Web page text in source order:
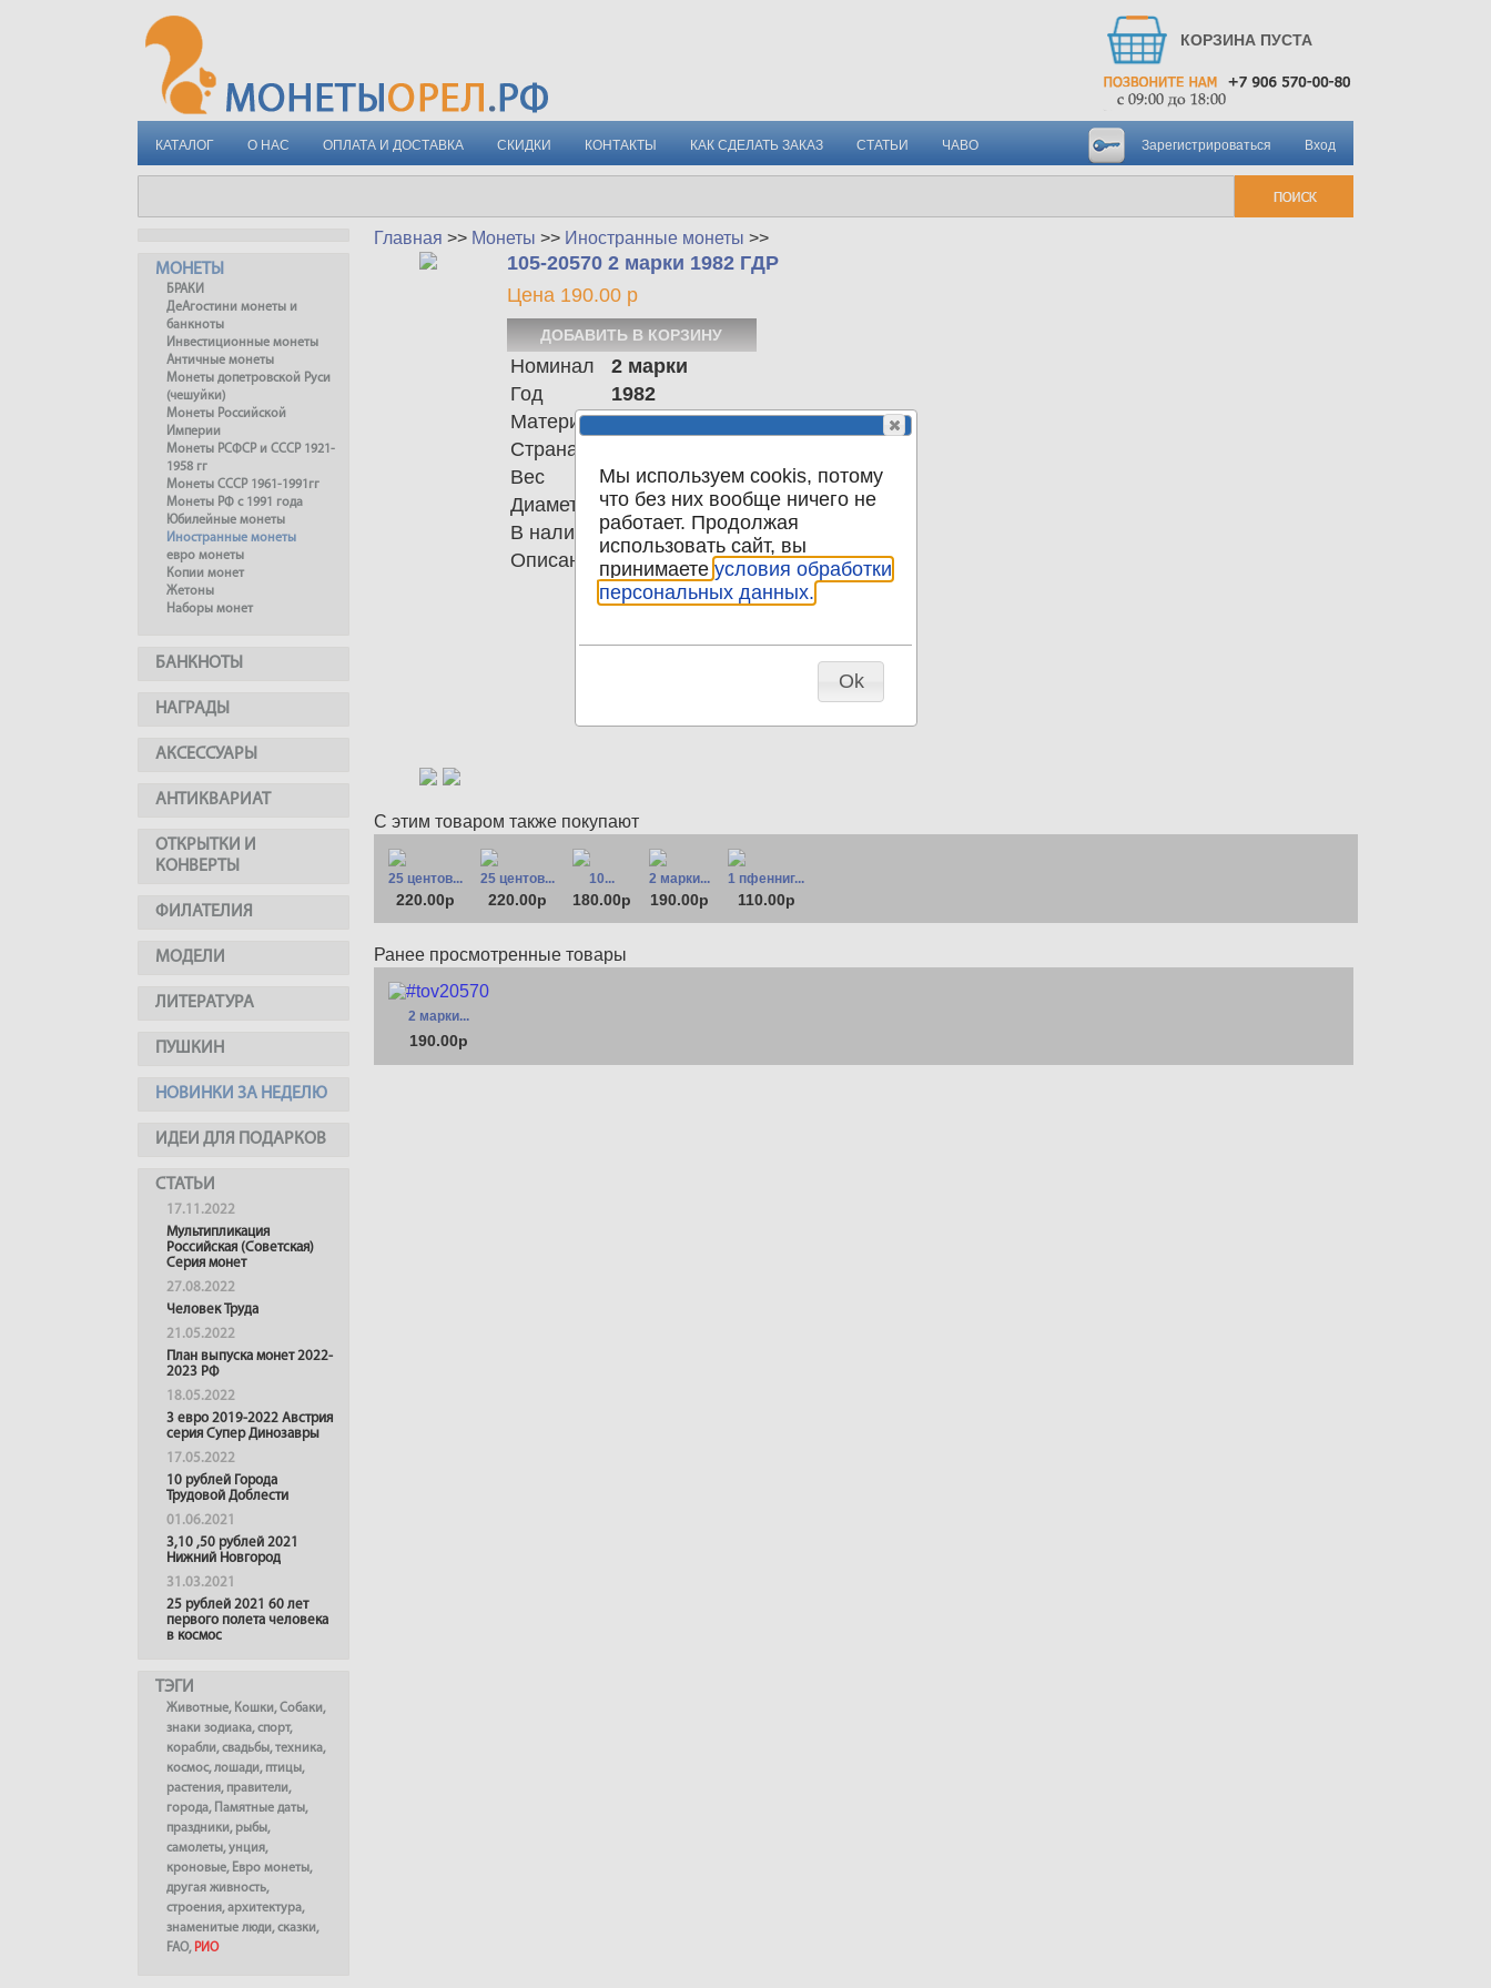
КОРЗИНА ПУСТА
КАТАЛОГ О НАС ОПЛАТА И ДОСТАВКА СКИДКИ КОНТАКТЫ КАК СДЕЛАТЬ ЗАКАЗ СТАТЬИ ЧАВО Вход
Зарегистрироваться
МОНЕТЫ
БРАКИ
ДеАгостини монеты и
банкноты
Инвестиционные монеты
Античные монеты
Монеты допетровской Руси
(чешуйки)
Монеты Российской
Империи
Монеты РСФСР и СССР 1921-
1958 гг
Монеты СССР 1961-1991гг
Монеты РФ с 1991 года
Юбилейные монеты
Иностранные монеты
евро монеты
Копии монет
Жетоны
Наборы монет
БАНКНОТЫ
НАГРАДЫ
АКСЕССУАРЫ
АНТИКВАРИАТ
ОТКРЫТКИ И
КОНВЕРТЫ
ФИЛАТЕЛИЯ
МОДЕЛИ
ЛИТЕРАТУРА
ПУШКИН
НОВИНКИ ЗА НЕДЕЛЮ
ИДЕИ ДЛЯ ПОДАРКОВ
СТАТЬИ
17.11.2022
Мультипликация
Российская (Советская)
Серия монет
27.08.2022
Человек Труда
21.05.2022
План выпуска монет 2022-
2023 РФ
18.05.2022
3 евро 2019-2022 Австрия
серия Супер Динозавры
17.05.2022
10 рублей Города
Трудовой Доблести
01.06.2021
3,10 ,50 рублей 2021
Нижний Новгород
31.03.2021
25 рублей 2021 60 лет
первого полета человека
в космос
ТЭГИ
Животные, Кошки,Собаки,
знаки зодиака,спорт,
корабли,свадьбы,техника,
космос,лошади, птицы,
растения, правители,
города, Памятные даты,
праздники, рыбы,
самолеты,унция,
кроновые, Евро монеты,
другая живность,
строения,архитектура,
знаменитые люди,сказки,
FAO, РИО
Главная >> Монеты >> Иностранные монеты >>
105-20570 2 марки 1982 ГДР
Цена 190.00 р
Номинал
2 марки
Год
1982
Материал Al
Страна
Вес
3.00
Диаметр
27.00
В наличии 0
Описание 2 марки 1982 Германия ГДР
С этим товаром также покупают
25 центов...
220.00р
25 центов...
220.00р
10...
180.00р
2 марки...
190.00р
1 пфенниг...
110.00р
Ранее просмотренные товары
2 марки...
190.00р
Мы используем cookis, потому
что без них вообще ничего не
работает. Продолжая
использовать сайт, вы
принимаете условия обработки
персональных данных.
Ok